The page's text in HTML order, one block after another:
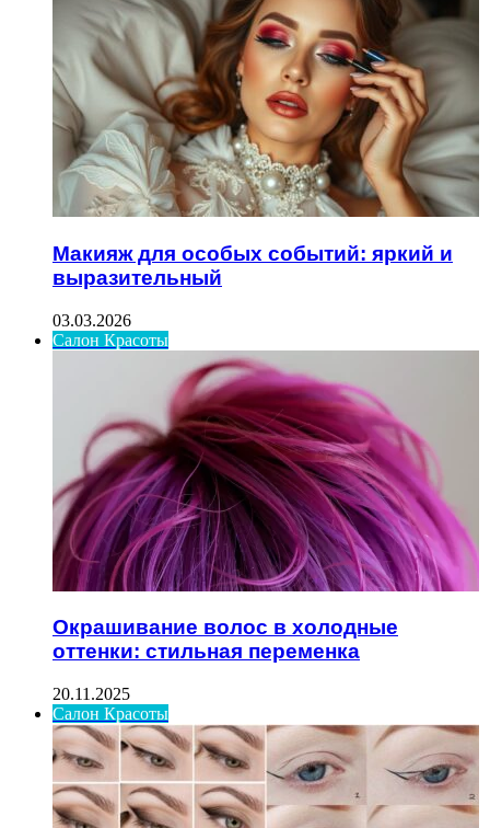
Макияж для особых событий: яркий и
выразительный
03.03.2026
Салон Красоты
Окрашивание волос в холодные
оттенки: стильная переменка
20.11.2025
Салон Красоты